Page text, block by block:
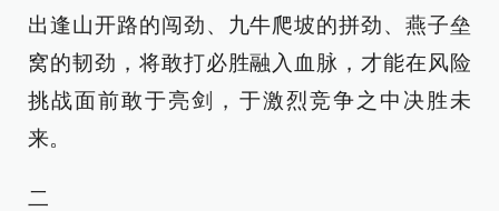
出逢山开路的闯劲、九牛爬坡的拼劲、燕子垒
窝的韧劲，将敢打必胜融入血脉，才能在风险
挑战面前敢于亮剑，于激烈竞争之中决胜未
来。
二